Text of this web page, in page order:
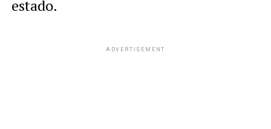
estado.
ADVERTISEMENT